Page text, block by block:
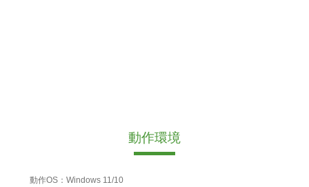
動作環境
動作OS：Windows 11/10